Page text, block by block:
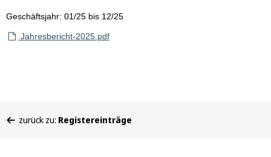
Geschäftsjahr: 01/25 bis 12/25
Jahresbericht-2025.pdf
befinden
zurück zu: Registereinträge